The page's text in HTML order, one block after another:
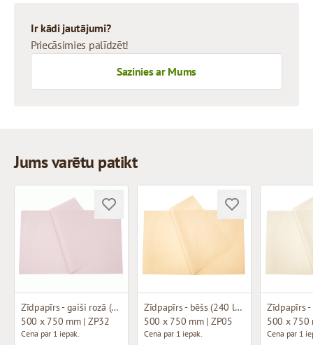
Ir kādi jautājumi?
Priecāsimies palīdzēt!
Sazinies ar Mums
Jums varētu patikt
Zīdpapīrs - gaiši rozā (40 loksnes)
500 x 750 mm | ZP32
Cena par 1 iepak.
Zīdpapīrs - bēšs (240 loksnes)
500 x 750 mm | ZP05
Cena par 1 iepak.
500 x 750
Cena par 1